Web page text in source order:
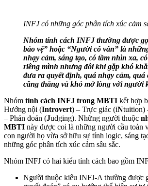
INFJ có những góc phân tích xúc cảm
Nhóm tính cách INFJ thường được
bảo vệ” hoặc “Người cố vấn” là
nhạy cảm, sáng tạo, có tầm nhìn xa,
riêng mình nhưng đôi khi gặp khó
đưa ra quyết định, quá nhạy cảm, quá
căng thẳng và khó mở lòng với người
Nhóm tính cách INFJ trong MBTI kết hợp
Hướng nội (Introvert) – Trực giác (iNtuition)
– Phán đoán (Judging). Những người thuộc
MBTI này được coi là những người cầu toàn
con người họ vừa sở hữu sự tính logic, sáng
những góc phân tích xúc cảm sâu sắc.
Nhóm INFJ có hai kiểu tính cách bao gồm
Người thuộc kiểu INFJ-A thường được